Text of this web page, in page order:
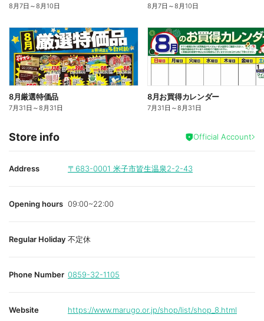
8月7日 ～8月10日 8月7日 ～8月10日
8月厳選特価品
7月31日 ～8月31日
8月お買得カレンダー
7月31日 ～8月31日
Store info Official Account
Address 〒683-0001 米子市皆生温泉2-2-43
Opening hours 09:00~22:00
Regular Holiday 不定休
Phone Number 0859-32-1105
Website https://www.marugo.or.jp/shop/list/shop_8.html